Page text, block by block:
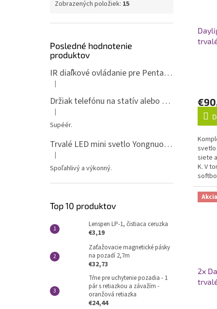
Zobrazených položiek: 15
Posledné hodnotenie
produktov
IR diaľkové ovládanie pre Pentax ML-P
Hodnotenie produktu je 5 z 5 hviezdičiek.
|
Držiak telefónu na statív alebo spigot s 1/4" závitom
Hodnotenie produktu je 5 z 5 hviezdičiek.
|
Supéér.
Trvalé LED mini svetlo Yongnuo YN135, 3200-5600K, RGB
Hodnotenie produktu je 5 z 5 hviezdičiek.
|
Spoľahlivý a výkonný.
Top 10 produktov
Lenspen LP-1, čistiaca ceruzka
€3,19
Zaťažovacie magnetické pásky
na pozadí 2,7m
€32,73
Tŕne pre uchytenie pozadia - 1
pár s retiazkou a závažím -
oranžová retiazka
€24,44
svetlo
siete
K. V
m...Akcia
2x